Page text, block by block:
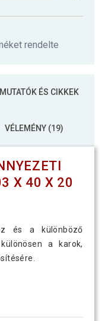
rendelte
ÉS CIKKEK
VÉLEMÉNY (19)
X 40 X 20
és a különböző
a karok,